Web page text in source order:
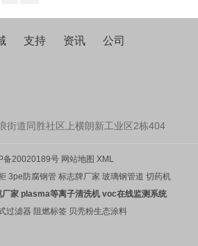
支持 资讯 公司
街道同胜社区上横朗新工业区2栋404
备20020189号 网站地图 XML
3pe防腐钢管 标志牌厂家 玻璃钢管道 切药机
厂家 plasma等离子清洗机 voc在线监测系统
过滤器 阻燃标签 贝壳粉生态涂料